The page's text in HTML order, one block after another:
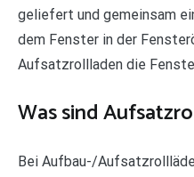
geliefert und gemeinsam
dem Fenster in der
Aufsatzrollladen die
Was sind
Bei Aufbau-/